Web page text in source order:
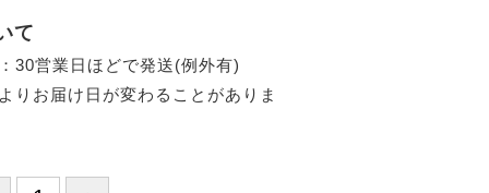
て
30営業日ほどで発送(例外有)
りお届け日が変わることがありま